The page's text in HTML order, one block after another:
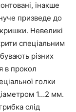
інакше
призведе до
Невеликі
спеціальним
різних
в прокол
голки
1…2 мм.
слід